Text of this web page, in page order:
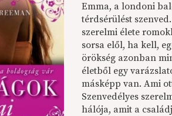
Emma, a londoni
térdsérülést
szerelmi élete
sorsa elől, ha kell,
örökség azonban
életből egy
másképp van. Ami
Szenvedélyes
hálója, amit a